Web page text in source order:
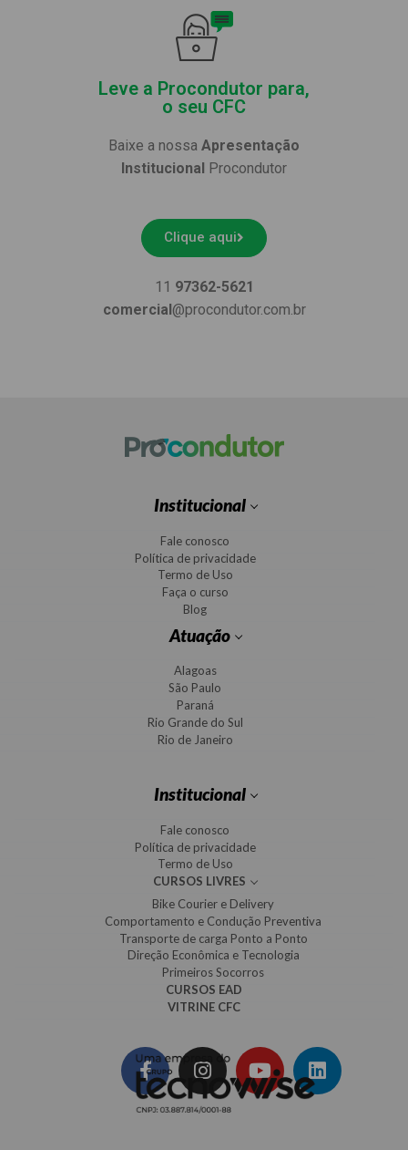
Leve a Procondutor para,
o seu CFC
Baixe a nossa Apresentação
Institucional
Procondutor
Clique aqui
11 97362-5621
comercial@procondutor.com.br
Institucional
Fale conosco
Política de privacidade
Termo de Uso
Faça o curso
Blog
Atuação
Alagoas
São Paulo
Paraná
Rio Grande do Sul
Rio de Janeiro
Institucional
Fale conosco
Política de privacidade
Termo de Uso
CURSOS LIVRES
Bike Courier e Delivery
Comportamento e Condução Preventiva
Transporte de carga Ponto a Ponto
Direção Econômica e Tecnologia
Primeiros Socorros
CURSOS EAD
VITRINE CFC